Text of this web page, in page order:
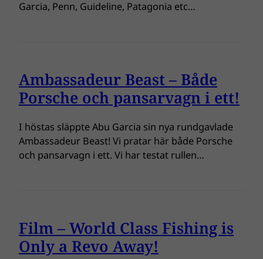
Garcia, Penn, Guideline, Patagonia etc…
Ambassadeur Beast – Både
Porsche och pansarvagn i ett!
I höstas släppte Abu Garcia sin nya rundgavlade
Ambassadeur Beast! Vi pratar här både Porsche
och pansarvagn i ett. Vi har testat rullen…
Film – World Class Fishing is
Only a Revo Away!